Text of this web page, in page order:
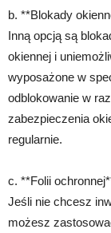
b. **Blokady
Inną opcją są
okiennej i
wyposażone w
odblokowanie w
zabezpieczenia
regularnie.
c. **Folii
Jeśli nie chcesz
możesz